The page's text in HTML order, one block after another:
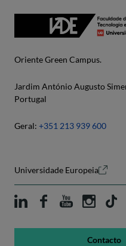
Oriente Green Campus.
Jardim António Augusto
Portugal
Geral: +351 213 939 600
Universidade Europeia
Contacto